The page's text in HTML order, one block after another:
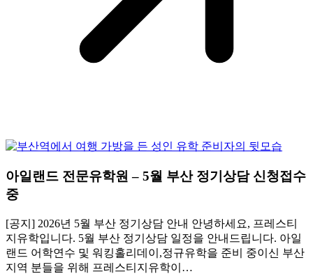
아일랜드 전문유학원 – 5월 부산 정기상담 신청접수
중
[공지] 2026년 5월 부산 정기상담 안내 안녕하세요, 프레스티
지유학입니다. 5월 부산 정기상담 일정을 안내드립니다. 아일
랜드 어학연수 및 워킹홀리데이,정규유학을 준비 중이신 부산
지역 분들을 위해 프레스티지유학이…